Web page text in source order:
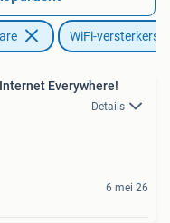
WiFi-versterkers
Everywhere!
Details
6 mei 26